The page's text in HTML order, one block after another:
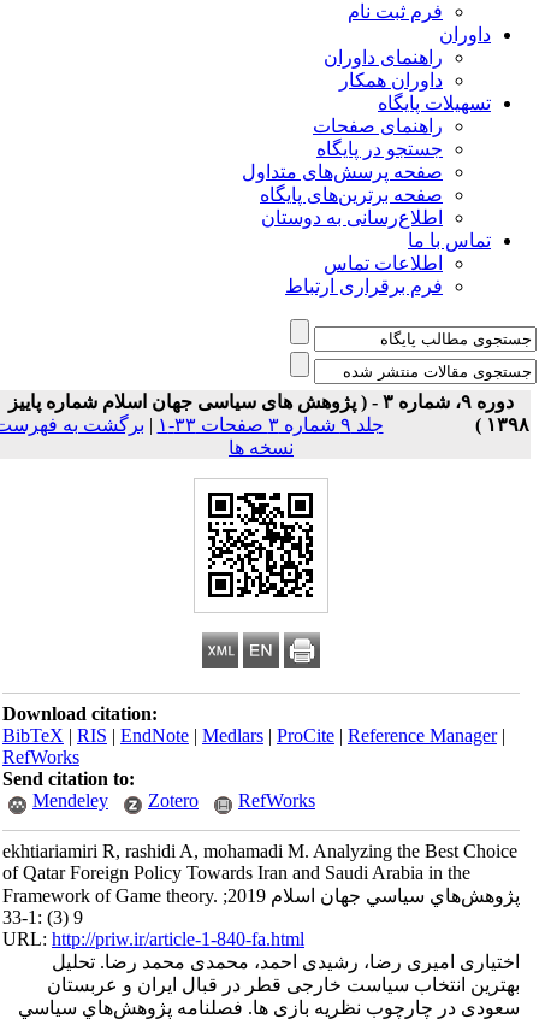
فرم ثبت نام
داوران
راهنمای داوران
داوران همکار
تسهیلات پایگاه
راهنمای صفحات
جستجو در پایگاه
صفحه پرسش‌های متداول
صفحه برترین‌های پایگاه
اطلاع‌رسانی به دوستان
تماس با ما
اطلاعات تماس
فرم برقراری ارتباط
دوره ۹، شماره ۳ - ( پژوهش های سیاسی جهان اسلام شماره پاییز
)
جلد ۹ شماره ۳ صفحات ۳۳-۱ | برگشت به فهرست
نسخه ها
Download citation:
BibTeX|RIS|EndNote|Medlars|ProCite|Reference Manager
RefWorks
Send citation to:
Mendeley
Zotero RefWorks
ekhtiariamiri R, rashidi A, mohamadi M. Analyzing the Best Choice
of Qatar Foreign Policy Towards Iran and Saudi Arabia in the
Framework of Game theory. پژوهش‌هاي سياسي جهان اسلام 2019;
URL:http://priw.ir/article-1-840-fa.html
اختیاری امیری رضا، رشیدی احمد، محمدی محمد رضا. تحلیل
بهترین انتخاب سیاست خارجی قطر در قبال ایران و عربستان
سعودی در چارچوب نظریه بازی ها. فصلنامه پژوهش‌هاي سياسي